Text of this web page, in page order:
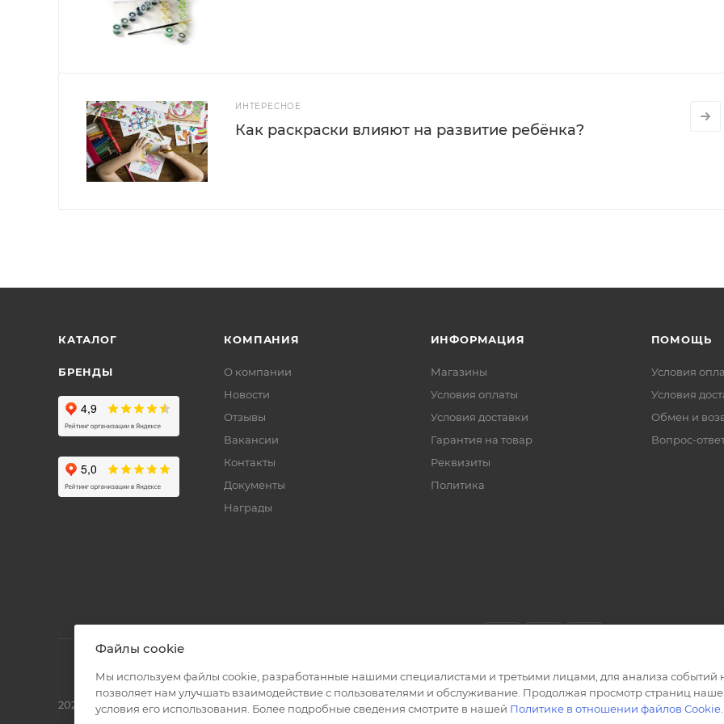
ИНТЕРЕСНОЕ
Как раскраски влияют на развитие ребёнка?
КАТАЛОГ
БРЕНДЫ
КОМПАНИЯ
О компании
Новости
Отзывы
Вакансии
Контакты
Документы
Награды
ИНФОРМАЦИЯ
Магазины
Условия оплаты
Условия доставки
Гарантия на товар
Реквизиты
Политика
ПОМОЩЬ
Условия
Условия
Обмен и
Вопрос-
2026 © Полиграф кит - интернет-магазин
Файлы cookie
Мы используем файлы cookie, разработанные нашими специалистами и третьими лицами, для анализа событий
позволяет нам улучшать взаимодействие с пользователями и обслуживание. Продолжая просмотр страниц
условия его использования. Более подробные сведения смотрите в нашей Политике в отношении файлов Cookie